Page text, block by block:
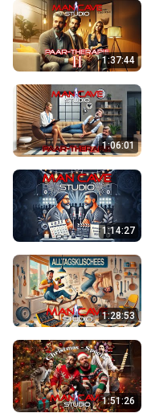
1:37:44
1:06:01
1:14:27
1:28:53
1:51:26